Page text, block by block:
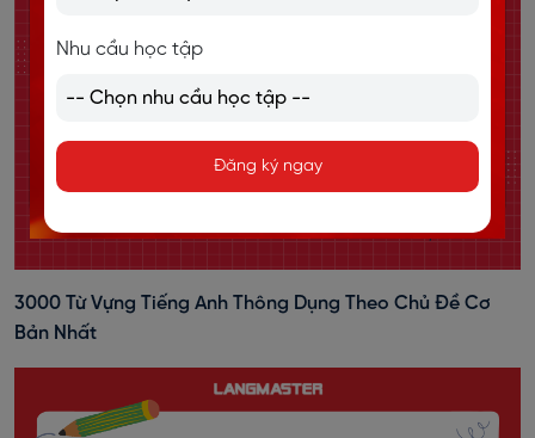
3000 Từ Vựng Tiếng Anh Thông Dụng Theo Chủ Đề Cơ
Bản Nhất
Nhu cầu học tập
Đăng ký ngay